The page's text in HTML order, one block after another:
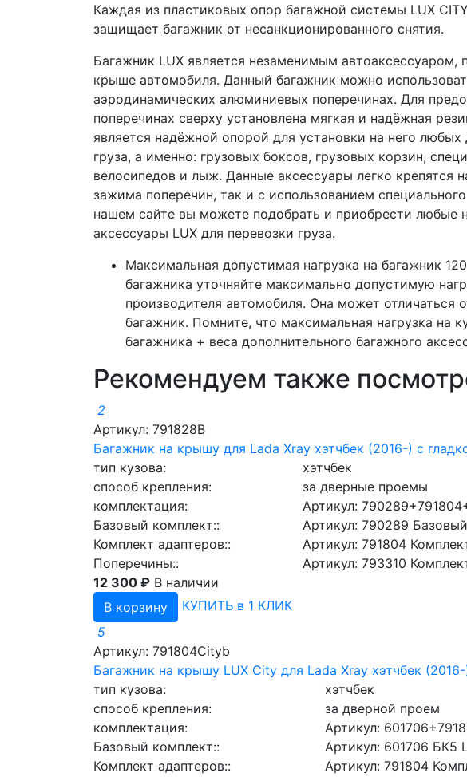
Каждая из пластиковых опор багажной системы LUX
защищает багажник от несанкционированного снятия.
Багажник LUX является незаменимым автоаксессуаром,
крыше автомобиля. Данный багажник можно
аэродинамических алюминиевых поперечинах. Для
поперечинах сверху установлена мягкая и надёжная
является надёжной опорой для установки на него
груза, а именно: грузовых боксов, грузовых корзин,
велосипедов и лыж. Данные аксессуары легко крепятся
зажима поперечин, так и с использованием
нашем сайте вы можете подобрать и приобрести любые
аксессуары LUX для перевозки груза.
Максимальная допустимая нагрузка на багажник
багажника уточняйте максимально допустимую
производителя автомобиля. Она может отличаться
багажник. Помните, что максимальная нагрузка на
багажника + веса дополнительного багажного
Рекомендуем также
2
Артикул: 791828B
Багажник на крышу для Lada Xray хэтчбек (2016-) с
тип кузова:
хэтчбек
способ крепления:
за дверные проемы
комплектация:
Артикул:
Базовый комплект::
Артикул: 790289
Комплект адаптеров::
Артикул: 791804
Поперечины::
Артикул: 793310
12 300 ₽ В наличии
В корзину
КУПИТЬ в 1 КЛИК
5
Артикул: 791804Cityb
Багажник на крышу LUX City для Lada Xray хэтчбек
тип кузова:
хэтчбек
способ крепления:
за дверной проем
комплектация:
Артикул:
Базовый комплект::
Артикул: 601706 БК5
Комплект адаптеров::
Артикул: 791804